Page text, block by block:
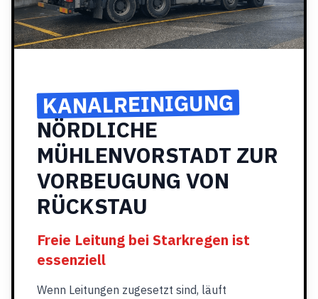
KANALREINIGUNG
NÖRDLICHE
MÜHLENVORSTADT ZUR
VORBEUGUNG VON
RÜCKSTAU
Freie Leitung bei Starkregen ist
essenziell
Wenn Leitungen zugesetzt sind, läuft